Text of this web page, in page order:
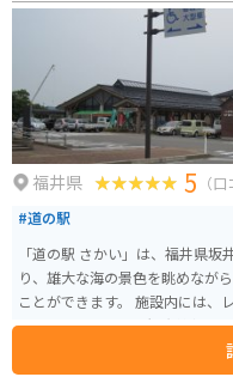
を楽しんでみてはいかがでしょ
福井県 5 （
#道の駅
「道の駅 さかい」は、福井県
り、雄大な海の景色を眺めなが
ことができます。 施設内には、レストラン、売店、情報コーナーなどがあ
り、地元の特産品や観光情報を
海鮮丼や、地元産の野菜を使っ